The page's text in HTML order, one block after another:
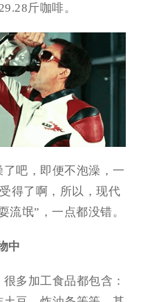
斤咖啡。
吧，即便不泡澡，一
得了啊，所以，现代
流氓”，一点都没错。
中
很多加工食品都包含：